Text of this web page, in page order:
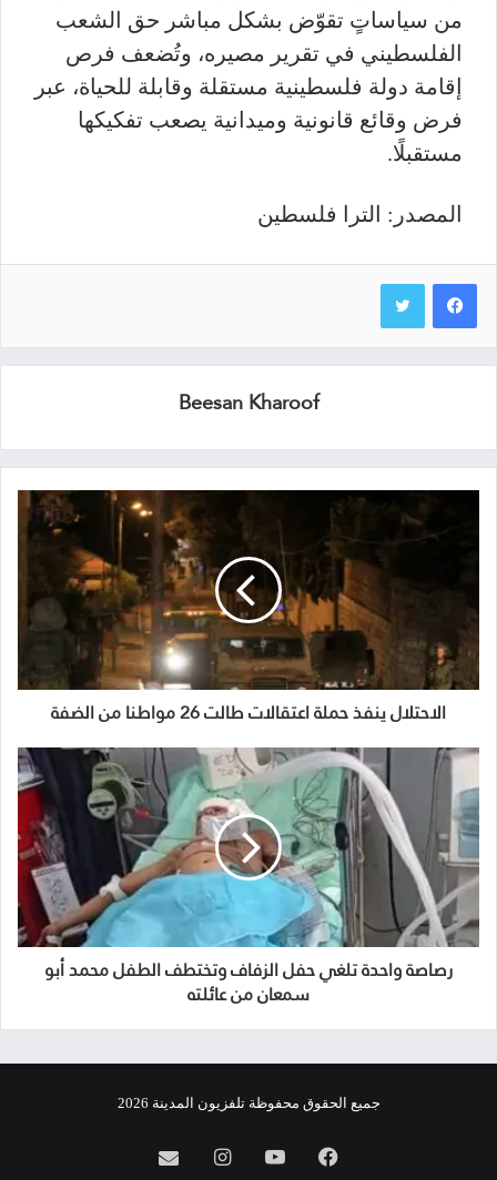
من سياساتٍ تقوّض بشكل مباشر حق الشعب
الفلسطيني في تقرير مصيره، وتُضعف فرص
إقامة دولة فلسطينية مستقلة وقابلة للحياة، عبر
فرض وقائع قانونية وميدانية يصعب تفكيكها
مستقبلًا.
المصدر: الترا فلسطين
Beesan Kharoof
الاحتلال ينفذ حملة اعتقالات طالت 26 مواطنا من الضفة
رصاصة واحدة تلغي حفل الزفاف وتختطف الطفل محمد أبو
سمعان من عائلته
جميع الحقوق محفوظة تلفزيون المدينة 2026
فيسبوكيوتيوبانستقرامinfo@almadina.tv